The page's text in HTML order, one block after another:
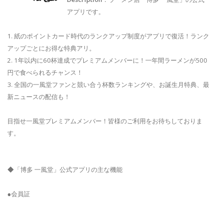
アプリです。
1. 紙のポイントカード時代のランクアップ制度がアプリで復活！ランク
アップごとにお得な特典アリ。
2. 1年以内に60杯達成でプレミアムメンバーに！一年間ラーメンが500
円で食べられるチャンス！
3. 全国の一風堂ファンと競い合う杯数ランキングや、お誕生月特典、最
新ニュースの配信も！
目指せ一風堂プレミアムメンバー！皆様のご利用をお待ちしておりま
す。
◆「博多 一風堂」公式アプリの主な機能
●会員証